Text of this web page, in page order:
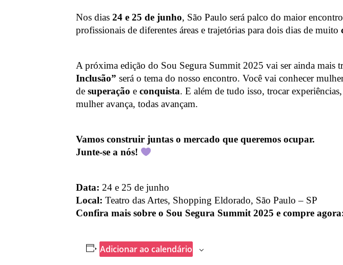
Nos dias 24 e 25 de junho, São Paulo será palco do maior
profissionais de diferentes áreas e trajetórias para dois dias de muito
A próxima edição do Sou Segura Summit 2025 vai ser ainda mais
Inclusão” será o tema do nosso encontro. Você vai conhecer
de superação e conquista. E além de tudo isso, trocar
mulher avança, todas avançam.
Vamos construir juntas o mercado que queremos ocupar.
Junte-se a nós!
Data: 24 e 25 de junho
Local: Teatro das Artes, Shopping Eldorado, São Paulo – SP
Confira mais sobre o Sou Segura Summit 2025 e compre
Adicionar ao calendário